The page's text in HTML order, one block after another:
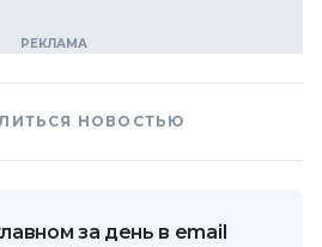
НОВОСТЬЮ
за день в email